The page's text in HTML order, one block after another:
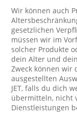
Wir können auch
gesetzlichen
müssen wir im
solcher Produkte
dein Alter und
Zweck können wir
ausgestellten
JET, falls du dich
übermitteln, nicht
Dienstleistungen